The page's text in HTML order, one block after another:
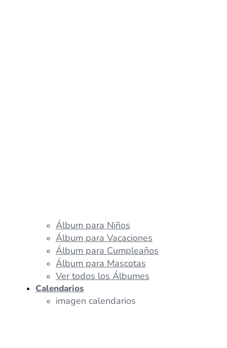
Álbum para Niños
Álbum para Vacaciones
Álbum para Cumpleaños
Álbum para Mascotas
Ver todos los Álbumes
Calendarios
imagen calendarios